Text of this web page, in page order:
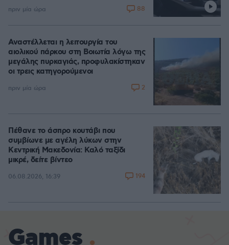
πριν μία ώρα 88
Αναστέλλεται η λειτουργία του
αιολικού πάρκου στη Βοιωτία λόγω της
μεγάλης πυρκαγιάς, προφυλακίστηκαν
οι τρεις κατηγορούμενοι
πριν μία ώρα 2
Πέθανε το άσπρο κουτάβι που
συμβίωνε με αγέλη λύκων στην
Κεντρική Μακεδονία: Καλό ταξίδι
μικρέ, δείτε βίντεο
06.08.2026, 16:39 194
Games